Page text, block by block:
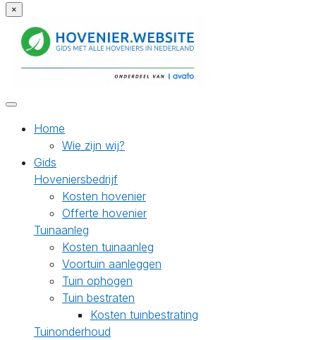
×
Home
Wie zijn wij?
Gids
Hoveniersbedrijf
Kosten hovenier
Offerte hovenier
Tuinaanleg
Kosten tuinaanleg
Voortuin aanleggen
Tuin ophogen
Tuin bestraten
Kosten tuinbestrating
Tuinonderhoud